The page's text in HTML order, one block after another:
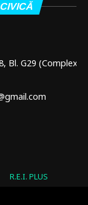
Bl. G29 (Complex
R.E.I. PLUS